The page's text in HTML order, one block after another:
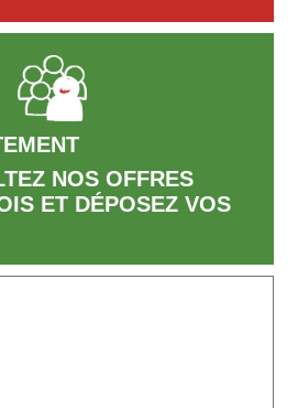
NOS OFFRES
ET DÉPOSEZ VOS